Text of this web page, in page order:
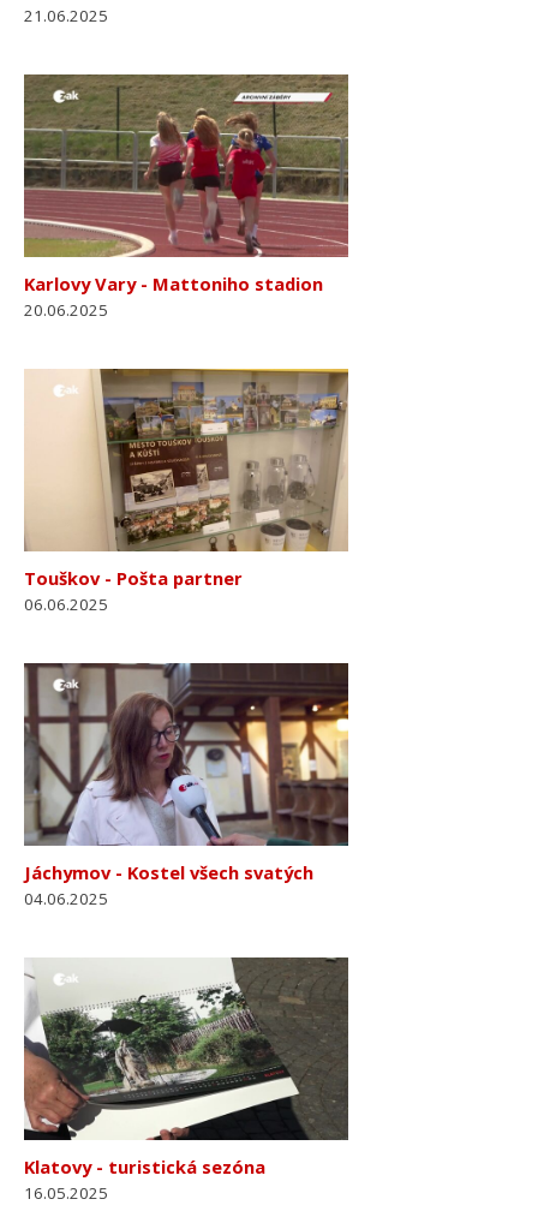
21.06.2025
Karlovy Vary - Mattoniho stadion
20.06.2025
Touškov - Pošta partner
06.06.2025
Jáchymov - Kostel všech svatých
04.06.2025
Klatovy - turistická sezóna
16.05.2025